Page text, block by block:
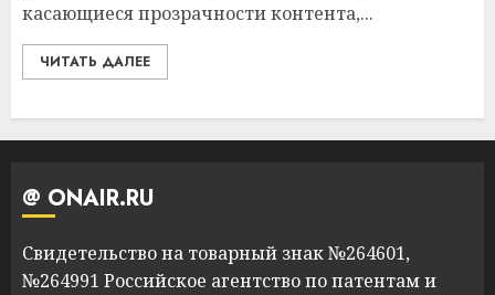
касающиеся прозрачности контента,...
ЧИТАТЬ ДАЛЕЕ
@ ONAIR.RU
Свидетельство на товарный знак №264601,
№264991 Российское агентство по патентам и